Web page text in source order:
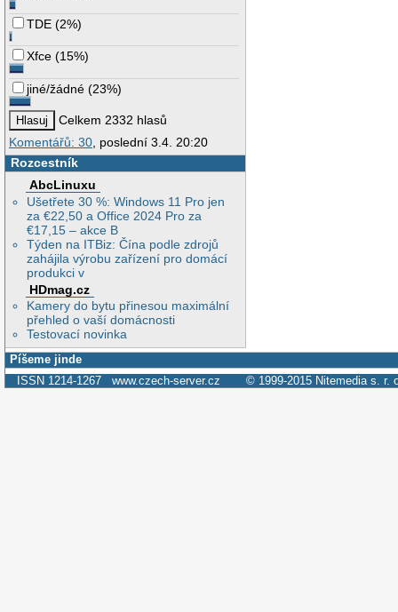
TDE (2%)
Xfce (15%)
jiné/žádné (23%)
Celkem 2332 hlasů
Komentářů: 30, poslední 3.4. 20:20
Rozcestník
AbcLinuxu
Ušetřete 30 %: Windows 11 Pro jen
za €22,50 a Office 2024 Pro za
€17,15 – akce B
Týden na ITBiz: Čína podle zdrojů
zahájila výrobu zařízení pro domácí
produkci v
HDmag.cz
Kamery do bytu přinesou maximální
přehled o vaší domácnosti
Testovací novinka
Píšeme jinde
ISSN 1214-1267 www.czech-server.cz © 1999-2015 Nitemedia s. r.